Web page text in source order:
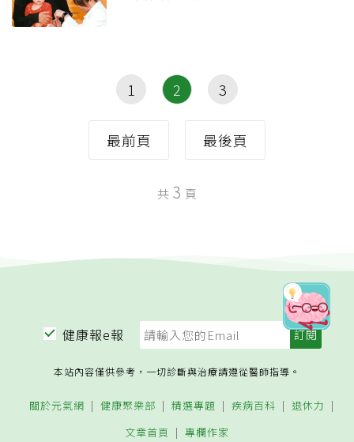
最前頁
1 2 3
最後頁
共 3 頁
健康報e報
本站內容僅供參考，一切診斷與治療請遵從醫師指導。
關於元氣網 健康聚樂部 精選專題 疾病百科
退休力
文章首頁
專欄作家